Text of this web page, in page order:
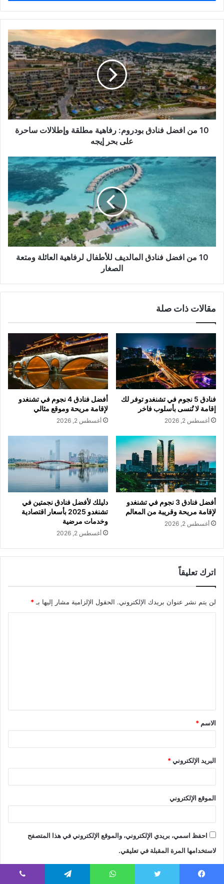
10 من افضل فنادق بودروم: رفاهية مطلقة وإطلالات ساحرة
على بحر إيجه
10 من افضل فنادق المالديف للأطفال لرفاهية العائلة ومتعة
الصغار
مقالات ذات صلة
فنادق 5 نجوم في تشنغدو توفر لك
إقامة لا تُنسى بأسلوب فاخر
أغسطس 2, 2026
أفضل فنادق 4 نجوم في تشنغدو
لإقامة مريحة وموقع مثالي
أغسطس 2, 2026
أفضل فنادق 3 نجوم في تشنغدو
لإقامة مريحة وقريبة من المعالم
أغسطس 2, 2026
دليلك لأفضل فنادق نجمتين في
تشنغدو 2025 بأسعار اقتصادية
وخدمات مرضية
أغسطس 2, 2026
اترك تعليقاً
لن يتم نشر عنوان بريدك الإلكتروني. الحقول الإلزامية مشار إليها بـ *
ق
*
الاسم *
البريد الإلكتروني*
الموقع الإلكتروني
احفظ اسمي، بريدي الإلكتروني، والموقع الإلكتروني في هذا المتصفح
لاستخدامها المرة المقبلة في تعليقي.